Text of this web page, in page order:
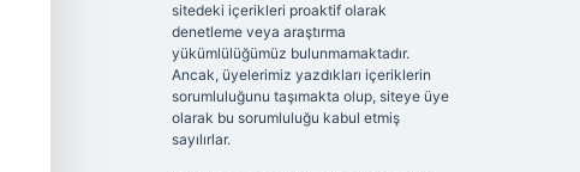
sitedeki içerikleri proaktif olarak
denetleme veya araştırma
yükümlülüğümüz bulunmamaktadır.
Ancak, üyelerimiz yazdıkları içeriklerin
sorumluluğunu taşımakta olup, siteye üye
olarak bu sorumluluğu kabul etmiş
sayılırlar.